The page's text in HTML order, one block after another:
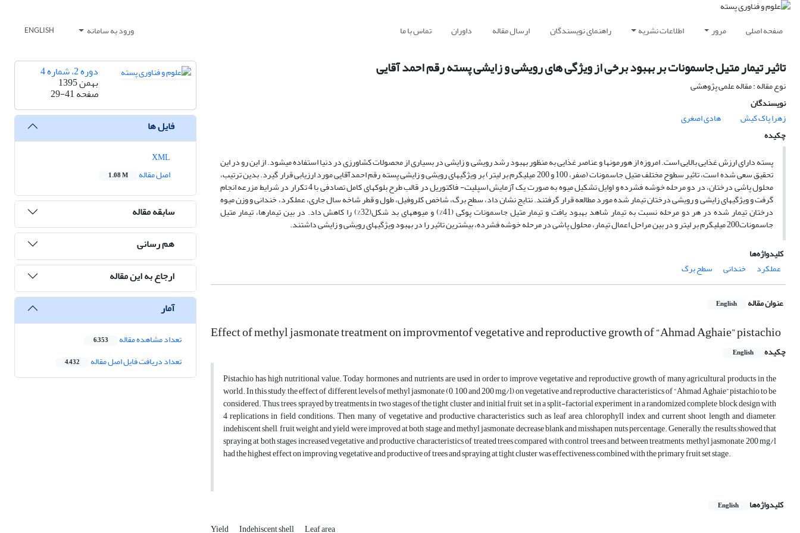
صفحه اصلی مرور اطلاعات نشریه راهنمای نویسندگان ارسال مقاله داوران تماس با ما ورود به سامانه ENGLISH
تاثیر تیمار متیل جاسمونات بر بهبود برخی از ویژگی های رویشی و زایشی پسته رقم احمد آقایی
نوع مقاله : مقاله علمی پژوهشی
نویسندگان
زهرا پاک کیش
هادی اصغری
چکیده
پسته دارای ارزش غذایی بالایی است. امروزه از هورمون­ها و عناصر غذایی به منظور بهبود رشد رویشی و زایشی در بسیاری از محصولات کشاورزی در دنیا استفاده می­شود. از این رو در این
تحقیق سعی شده است، تاثیر سطوح مختلف متیل جاسمونات (صفر، 100 و 200 میلی­گرم بر لیتر) بر ویژگی­های رویشی و زایشی پسته رقم احمدآقایی مورد ارزیابی قرار گیرد. بدین ترتیب،
محلول پاشی درختان، در دو مرحله خوشه فشرده و اوایل تشکیل میوه به صورت یک آزمایش اسپلیت- فاکتوریل در قالب طرح بلوک­های کامل تصادفی با 4 تکرار در شرایط مزرعه انجام
گرفت و ویژگی­های زایشی و رویشی درختان تیمار شده مورد مطالعه قرار گرفتند. نتایج نشان داد، سطح برگ، شاخص کلروفیل، طول و قطر شاخه سال جاری، عملکرد، خندانی و وزن میوه
درختان تیمار شده در هر دو مرحله نسبت به تیمار شاهد بهبود یافت و تیمار متیل جاسمونات پوکی (41%) و میوه­های بد شکل(32%) را کاهش داد. در بین تیمارها، تیمار متیل
جاسمونات200 میلی­گرم بر لیتر و در بین مراحل اعمال تیمار، محلول پاشی در مرحله خوشه فشرده، بیشترین تاثیر را در بهبود ویژگی­های رویشی و زایشی داشتند.
کلیدواژه‌ها
عملکرد
خندانی سطح برگ
عنوان مقاله English
Effect of methyl jasmonate treatment on improvmentof vegetative and reproductive growth of “Ahmad Aghaie” pistachio
چکیده English
Pistachio has high nutritional value. Today, hormones and nutrients are used in order to improve vegetative and reproductive growth of many agricultural products in the
world. In this study, the effect of different levels of methyl jasmonate (0, 100 and 200 mg/l) on vegetative and reproductive characteristics of “Ahmad Aghaie” pistachio to be
considered. Thus, trees sprayed by treatments in two stages of the tight cluster and initial fruit set, in a split-factorial experiment in a randomized complete block design with
4 replications in field conditions. Then, many of vegetative and productive characteristics such as leaf area, chlorophyll index and current shoot length and diameter,
indehiscent shell, fruit weight and yield were improved at both stage and methyl jasmonate decrease blank and misshapen nuts percentage. Generally, the results showed that
spraying at both stages increased vegetative and productive characteristics of treated trees compared with control trees and between treatments, methyl jasmonate 200 mg/l
had the highest effect on improving vegetative and productive of trees and spraying at tight cluster was effectiveness combined with the primary fruit set stage.
کلیدواژه‌ها English
Yield Indehiscent shell Leaf area
دوره 2، شماره 4
بهمن 1395
صفحه29-41
فایل ها
اصل مقاله
1.08 M
سابقه مقاله
هم رسانی
ارجاع به این مقاله
آمار
تعداد مشاهده مقاله 6,353
تعداد دریافت فایل اصل مقاله 4,432